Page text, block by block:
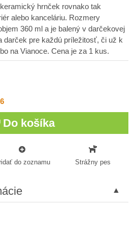
hrnček rovnako tak
alebo kanceláriu. Rozmery
360 ml a je balený v darčekovej
darček pre každú príležitosť, či už k
na Vianoce. Cena je za 1 kus.
Do košíka
do zoznamu Strážny pes